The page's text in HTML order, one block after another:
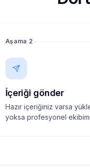
Aşama 2
İçeriği gönder
Hazır içeriğiniz varsa
yoksa profesyonel